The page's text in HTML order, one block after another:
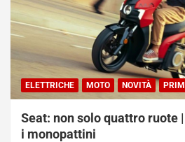
ELETTRICHE MOTO NOVITÀ
Seat: non solo quattro ruote
i monopattini